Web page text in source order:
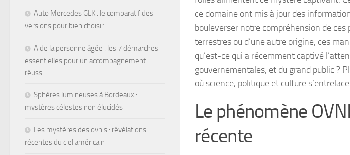
ce domaine ont mis à jour des
bouleverser notre compréhension de
terrestres ou d’une autre origine, ces
qu’est-ce qui a récemment captivé
gouvernementales, et du grand public ?
où science, politique et culture
Le phénomène
récente
Auto Mercedes GLK : le comparatif des
versions pour bien choisir
Aide la personne âgée : les 7 démarches
essentielles pour un accompagnement
réussi
Sphères lumineuses à Bordeaux :
mystères célestes non élucidés
Les mystères des ovnis : révélations
récentes du ciel américain